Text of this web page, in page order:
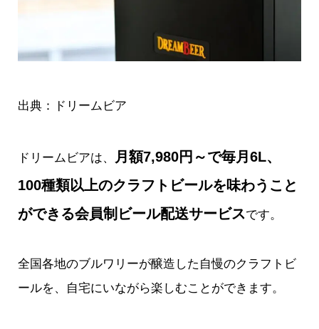
出典： ドリームビア
ドリームビアは、
月額7,980円～で毎月6L、
100種類以上のクラフトビールを味わうこと
ができる会員制ビール配送サービスです。
全国各地のブルワリーが醸造した自慢のクラフトビ
ールを、自宅にいながら楽しむことができます。